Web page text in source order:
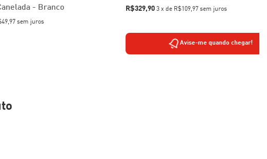
- Branco
sem juros
R$329,90 3 x de R$109,97 sem juros
Avise-me quando chegar!